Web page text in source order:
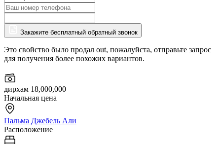
Закажите бесплатный обратный звонок
Это свойство было продал out, пожалуйста, отправьте запрос
для получения более похожих вариантов.
дирхам 18,000,000
Начальная цена
Пальма Джебель Али
Расположение